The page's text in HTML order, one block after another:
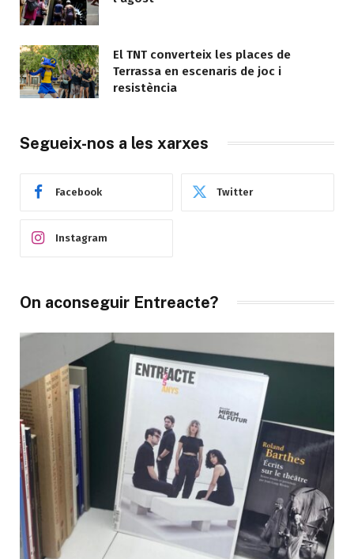
El TNT converteix les places de
Terrassa en escenaris de joc i
resistència
Segueix-nos a les xarxes
Facebook Twitter
Instagram
On aconseguir Entreacte?